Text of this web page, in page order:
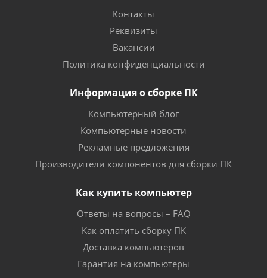
Контакты
Реквизиты
Вакансии
Политика конфиденциальности
Информация о сборке ПК
Компьютерный блог
Компьютерные новости
Рекламные предложения
Производители компонентов для сборки ПК
Как купить компьютер
Ответы на вопросы – FAQ
Как оплатить сборку ПК
Доставка компьютеров
Гарантия на компьютеры